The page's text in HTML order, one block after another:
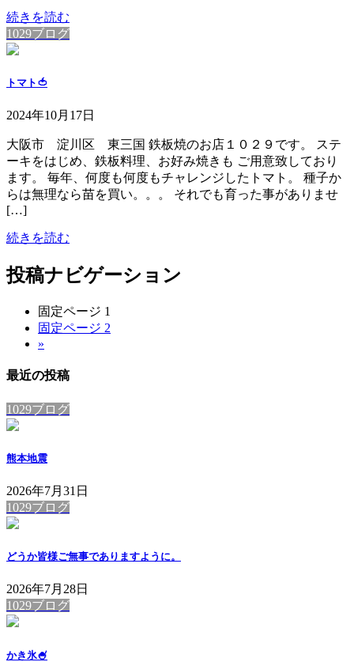
続きを読む
1029ブログ
トマト🍅
2024年10月17日
大阪市 淀川区 東三国 鉄板焼のお店１０２９です。 ステ
ーキをはじめ、鉄板料理、お好み焼きも ご用意致しており
ます。 毎年、何度も何度もチャレンジしたトマト。 種子か
らは無理なら苗を買い。。。 それでも育った事がありませ
[…]
続きを読む
投稿ナビゲーション
固定ページ 1
固定ページ 2
»
最近の投稿
1029ブログ
熊本地震
2026年7月31日
1029ブログ
どうか皆様ご無事でありますように。
2026年7月28日
1029ブログ
かき氷🍧